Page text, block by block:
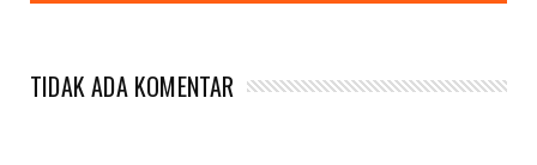
TIDAK ADA KOMENTAR